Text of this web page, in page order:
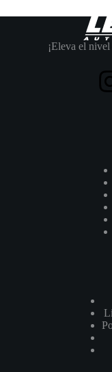
¡Eleva el